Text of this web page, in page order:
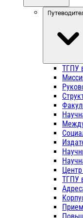
ТГПУ
ТГПУ